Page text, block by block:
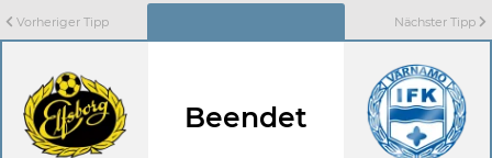
Vorheriger Tipp Nächster Tipp
Beendet